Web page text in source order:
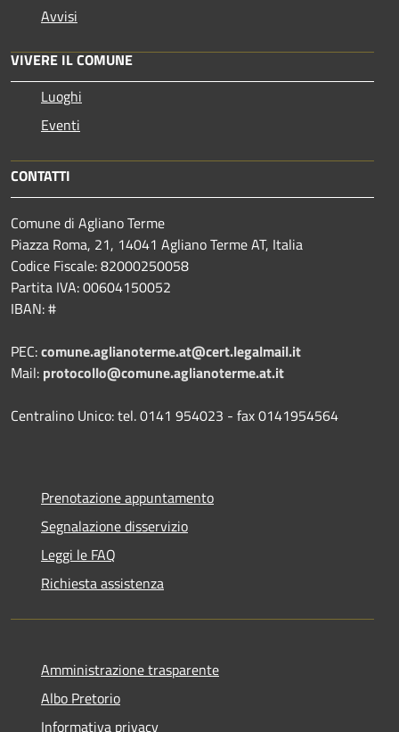
Avvisi
VIVERE IL COMUNE
Luoghi
Eventi
CONTATTI
Comune di Agliano Terme
Piazza Roma, 21, 14041 Agliano Terme AT, Italia
Codice Fiscale: 82000250058
Partita IVA: 00604150052
IBAN: #
PEC:comune.aglianoterme.at@cert.legalmail.it
Mail: protocollo@comune.aglianoterme.at.it
Centralino Unico: tel. 0141 954023 - fax 0141954564
Prenotazione appuntamento
Segnalazione disservizio
Leggi le FAQ
Richiesta assistenza
Amministrazione trasparente
Albo Pretorio
Informativa privacy